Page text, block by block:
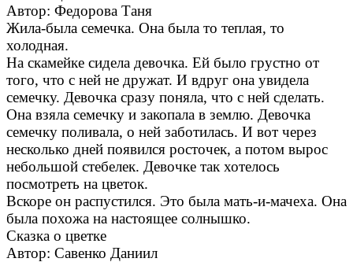
Автор: Федорова Таня
Жила-была семечка. Она была то теплая, то
холодная.
На скамейке сидела девочка. Ей было грустно от
того, что с ней не дружат. И вдруг она увидела
семечку. Девочка сразу поняла, что с ней сделать.
Она взяла семечку и закопала в землю. Девочка
семечку поливала, о ней заботилась. И вот через
несколько дней появился росточек, а потом вырос
небольшой стебелек. Девочке так хотелось
посмотреть на цветок.
Вскоре он распустился. Это была мать-и-мачеха. Она
была похожа на настоящее солнышко.
Сказка о цветке
Автор: Савенко Даниил